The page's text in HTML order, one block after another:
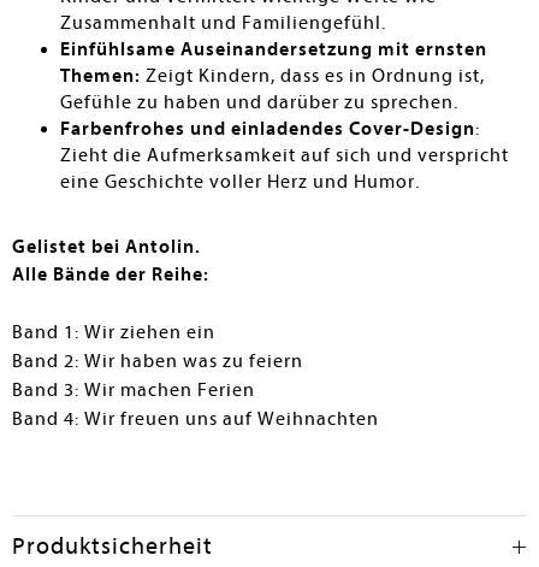
Zusammenhalt und Familiengefühl.
Einfühlsame Auseinandersetzung mit ernsten
Themen: Zeigt Kindern, dass es in Ordnung ist,
Gefühle zu haben und darüber zu sprechen.
Farbenfrohes und einladendes Cover-Design:
Zieht die Aufmerksamkeit auf sich und verspricht
eine Geschichte voller Herz und Humor.
Gelistet bei Antolin.
Alle Bände der Reihe:
Band 1: Wir ziehen ein
Band 2: Wir haben was zu feiern
Band 3: Wir machen Ferien
Band 4: Wir freuen uns auf Weihnachten
Produktsicherheit